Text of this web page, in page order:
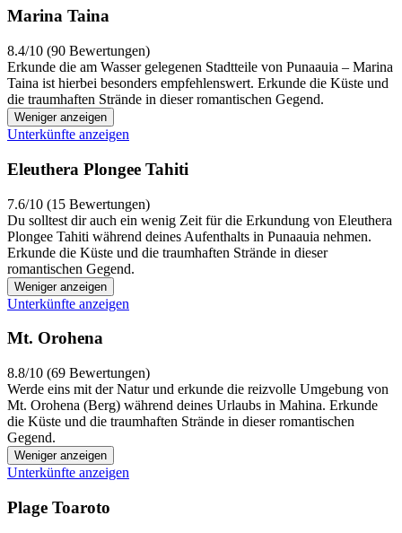
Marina Taina
8.4/10 (90 Bewertungen)
Erkunde die am Wasser gelegenen Stadtteile von Punaauia – Marina
Taina ist hierbei besonders empfehlenswert. Erkunde die Küste und
die traumhaften Strände in dieser romantischen Gegend.
Weniger anzeigen
Unterkünfte anzeigen
Eleuthera Plongee Tahiti
7.6/10 (15 Bewertungen)
Du solltest dir auch ein wenig Zeit für die Erkundung von Eleuthera
Plongee Tahiti während deines Aufenthalts in Punaauia nehmen.
Erkunde die Küste und die traumhaften Strände in dieser
romantischen Gegend.
Weniger anzeigen
Unterkünfte anzeigen
Mt. Orohena
8.8/10 (69 Bewertungen)
Werde eins mit der Natur und erkunde die reizvolle Umgebung von
Mt. Orohena (Berg) während deines Urlaubs in Mahina. Erkunde
die Küste und die traumhaften Strände in dieser romantischen
Gegend.
Weniger anzeigen
Unterkünfte anzeigen
Plage Toaroto